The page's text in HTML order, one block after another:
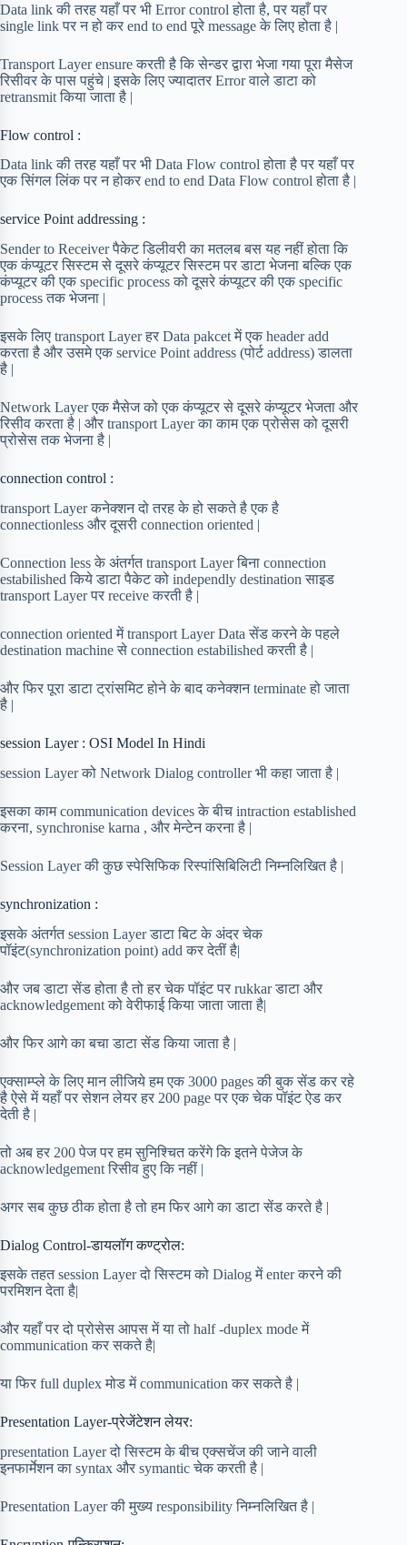
Data link की तरह यहाँ पर भी Error control होता है, पर यहाँ पर
single link पर न हो कर end to end पूरे message के लिए होता है |
Transport Layer ensure करती है कि सेन्डर द्वारा भेजा गया पूरा मैसेज
रिसीवर के पास पहुंचे | इसके लिए ज्यादातर Error वाले डाटा को
retransmit किया जाता है |
Flow control :
Data link की तरह यहाँ पर भी Data Flow control होता है पर यहाँ पर
एक सिंगल लिंक पर न होकर end to end Data Flow control होता है |
service Point addressing :
Sender to Receiver पैकेट डिलीवरी का मतलब बस यह नहीं होता कि
एक कंप्यूटर सिस्टम से दूसरे कंप्यूटर सिस्टम पर डाटा भेजना बल्कि एक
कंप्यूटर की एक specific process को दूसरे कंप्यूटर की एक specific
process तक भेजना |
इसके लिए transport Layer हर Data pakcet में एक header add
करता है और उसमे एक service Point address (पोर्ट address) डालता
है |
Network Layer एक मैसेज को एक कंप्यूटर से दूसरे कंप्यूटर भेजता और
रिसीव करता है | और transport Layer का काम एक प्रोसेस को दूसरी
प्रोसेस तक भेजना है |
connection control :
transport Layer कनेक्शन दो तरह के हो सकते है एक है
connectionless और दूसरी connection oriented |
Connection less के अंतर्गत transport Layer बिना connection
estabilished किये डाटा पैकेट को independly destination साइड
transport Layer पर receive करती है |
connection oriented में transport Layer Data सेंड करने के पहले
destination machine से connection estabilished करती है |
और फिर पूरा डाटा ट्रांसमिट होने के बाद कनेक्शन terminate हो जाता
है |
session Layer : OSI Model In Hindi
session Layer को Network Dialog controller भी कहा जाता है |
इसका काम communication devices के बीच intraction established
करना, synchronise karna , और मेन्टेन करना है |
Session Layer की कुछ स्पेसिफिक रिस्पांसिबिलिटी निम्नलिखित है |
synchronization :
इसके अंतर्गत session Layer डाटा बिट के अंदर चेक
पॉइंट(synchronization point) add कर देतीं है|
और जब डाटा सेंड होता है तो हर चेक पॉइंट पर rukkar डाटा और
acknowledgement को वेरीफाई किया जाता जाता है|
और फिर आगे का बचा डाटा सेंड किया जाता है |
एक्साम्प्ले के लिए मान लीजिये हम एक 3000 pages की बुक सेंड कर रहे
है ऐसे में यहाँ पर सेशन लेयर हर 200 page पर एक चेक पॉइंट ऐड कर
देती है |
तो अब हर 200 पेज पर हम सुनिश्चित करेंगे कि इतने पेजेज के
acknowledgement रिसीव हुए कि नहीं |
अगर सब कुछ ठीक होता है तो हम फिर आगे का डाटा सेंड करते है |
Dialog Control-डायलॉग कण्ट्रोल:
इसके तहत session Layer दो सिस्टम को Dialog में enter करने की
परमिशन देता है|
और यहाँ पर दो प्रोसेस आपस में या तो half -duplex mode में
communication कर सकते है|
या फिर full duplex मोड में communication कर सकते है |
Presentation Layer-प्रेजेंटेशन लेयर:
presentation Layer दो सिस्टम के बीच एक्सचेंज की जाने वाली
इनफार्मेशन का syntax और symantic चेक करती है |
Presentation Layer की मुख्य responsibility निम्नलिखित है |